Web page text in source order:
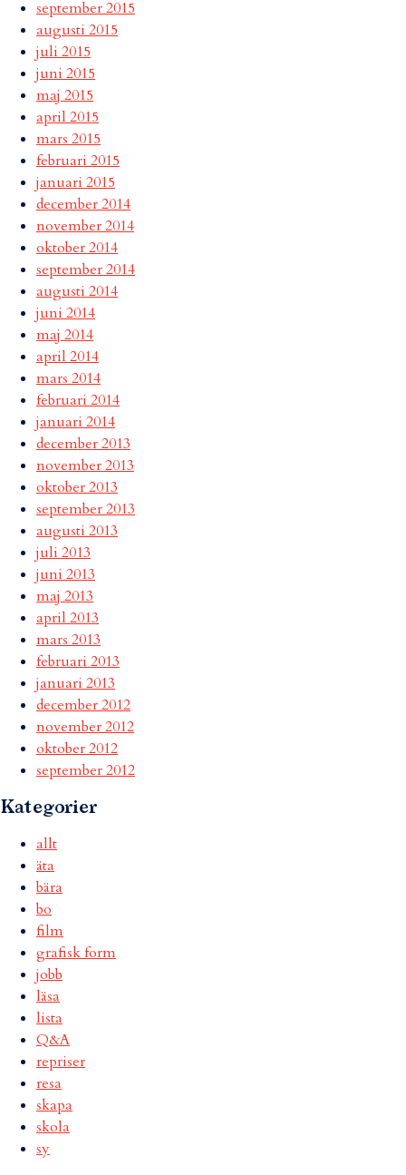
september 2015
augusti 2015
juli 2015
juni 2015
maj 2015
april 2015
mars 2015
februari 2015
januari 2015
december 2014
november 2014
oktober 2014
september 2014
augusti 2014
juni 2014
maj 2014
april 2014
mars 2014
februari 2014
januari 2014
december 2013
november 2013
oktober 2013
september 2013
augusti 2013
juli 2013
juni 2013
maj 2013
april 2013
mars 2013
februari 2013
januari 2013
december 2012
november 2012
oktober 2012
september 2012
Kategorier
allt
äta
bära
bo
film
grafisk form
jobb
läsa
lista
Q&A
repriser
resa
skapa
skola
sy